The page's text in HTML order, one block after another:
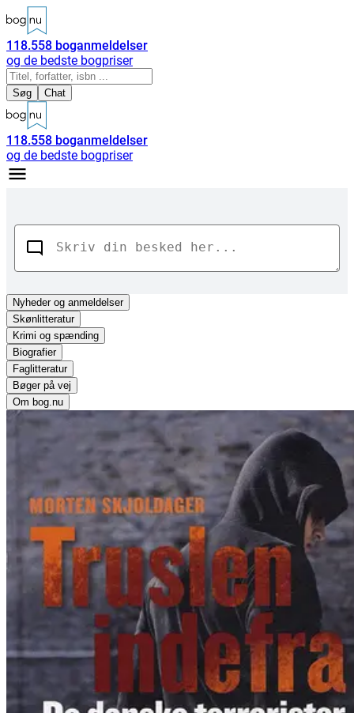
118.558 boganmeldelser
og de bedste bogpriser
Søg Chat
118.558 boganmeldelser
og de bedste bogpriser
Nyhederog anmeldelser
Skønlitteratur
Krimi og spænding
Biografier
Faglitteratur
Bøger på vej
Om bog.nu